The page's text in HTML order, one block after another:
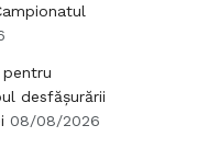
desfășurării
08/08/2026